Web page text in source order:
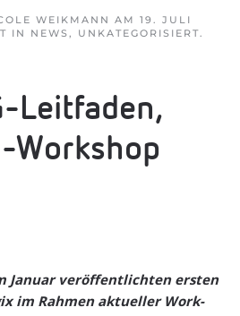
WEIKMANN AM 19. JULI
IN NEWS, UNKATEGORISIERT.
Leit­fa­den,
Workshop
Januar ver­öf­fent­lich­ten ers­ten
im Rah­men aktu­el­ler Work­